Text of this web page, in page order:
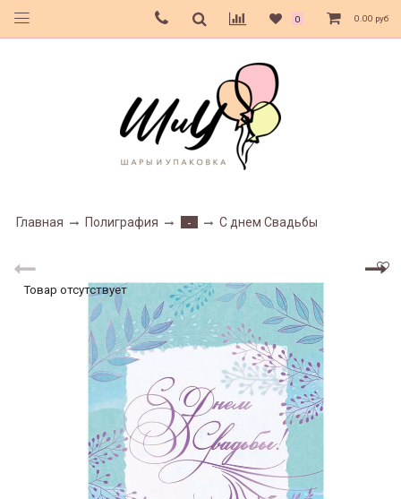
0 0.00 руб
Главная Полиграфия - С днем Свадьбы
Товар отсутствует